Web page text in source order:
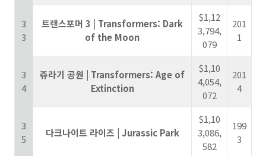
3
3
트랜스포머 3 | Transformers: Dark
of the Moon
$1,12
3,794,
079
201
1
3
4
쥬라기 공원 | Transformers: Age of
Extinction
$1,10
4,054,
072
201
4
3
5
다크나이트 라이즈 | Jurassic Park
$1,10
3,086,
582
199
3